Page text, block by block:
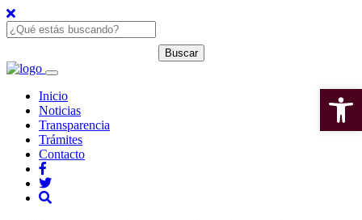
Inicio
Noticias
Transparencia
Trámites
Contacto